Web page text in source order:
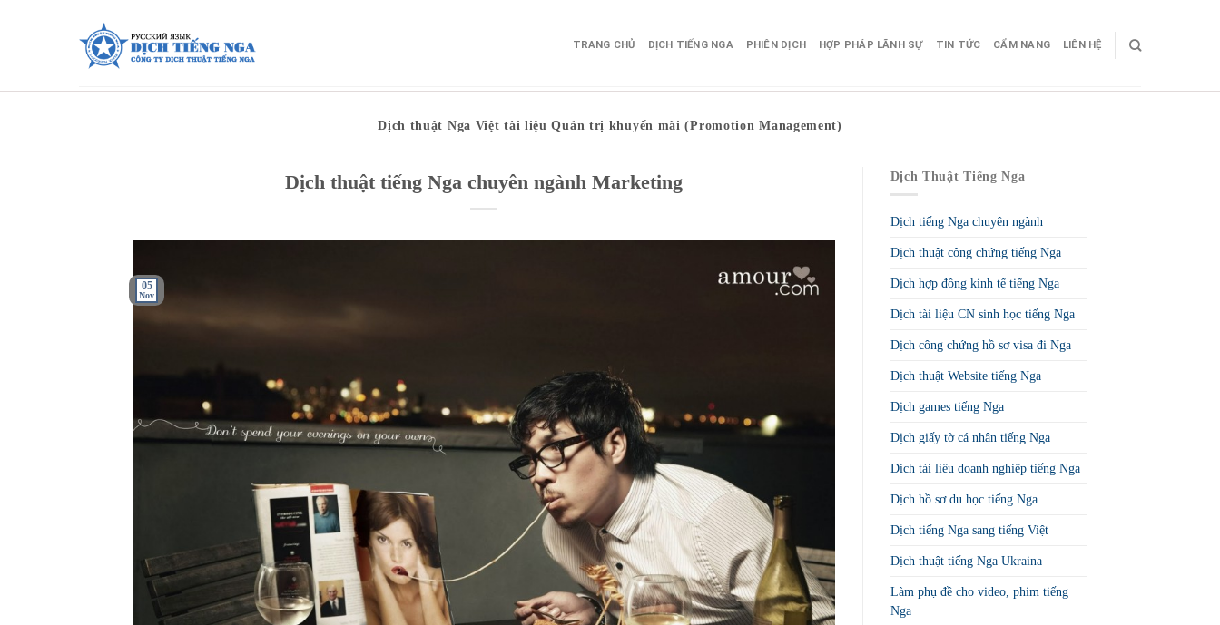
TRANG CHỦ DỊCH TIẾNG NGA PHIÊN DỊCH HỢP PHÁP LÃNH SỰ TIN TỨC CẨM NANG LIÊN HỆ
Dịch thuật Nga Việt tài liệu Quản trị khuyến mãi (Promotion Management)
Dịch thuật tiếng Nga chuyên ngành Marketing
05
Nov
Dịch Thuật Tiếng Nga
Dịch tiếng Nga chuyên ngành
Dịch thuật công chứng tiếng Nga
Dịch hợp đồng kinh tế tiếng Nga
Dịch tài liệu CN sinh học tiếng Nga
Dịch công chứng hồ sơ visa đi Nga
Dịch thuật Website tiếng Nga
Dịch games tiếng Nga
Dịch giấy tờ cá nhân tiếng Nga
Dịch tài liệu doanh nghiệp tiếng Nga
Dịch hồ sơ du học tiếng Nga
Dịch tiếng Nga sang tiếng Việt
Dịch thuật tiếng Nga Ukraina
Làm phụ đề cho video, phim tiếng
Nga